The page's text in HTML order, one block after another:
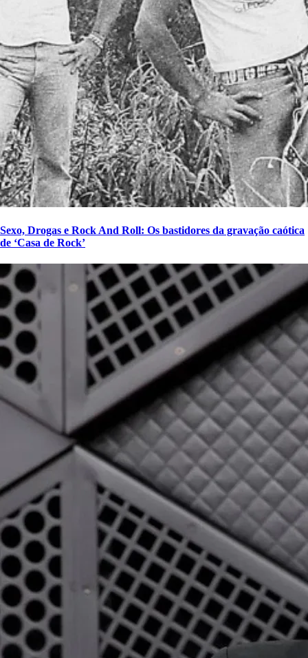
Sexo, Drogas e Rock And Roll: Os bastidores da gravação caótica
de ‘Casa de Rock’